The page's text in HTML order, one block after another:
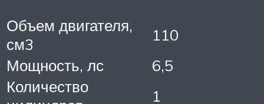
Объем двигателя,
см3
110
Мощность, лс
6,5
Количество
1